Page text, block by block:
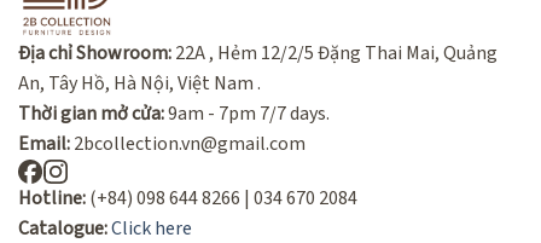
Địa chỉ Showroom:22A , Hẻm 12/2/5 Đặng Thai Mai, Quảng
An, Tây Hồ, Hà Nội, Việt Nam .
Thời gian mở cửa:9am - 7pm 7/7 days.
Email:2bcollection.vn@gmail.com
Hotline:(+84) 098 644 8266 | 034 670 2084
Catalogue:Click here